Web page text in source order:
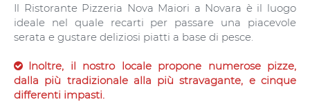
Il Ristorante Pizzeria Nova Maiori a Novara è il luogo
ideale nel quale recarti per passare una piacevole
serata e gustare deliziosi piatti a base di pesce.
Inoltre, il nostro locale propone numerose pizze,
dalla più tradizionale alla più stravagante, e cinque
differenti impasti.